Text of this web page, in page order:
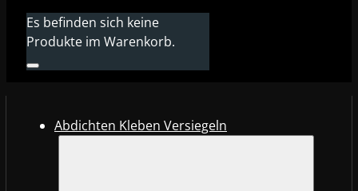
Es befinden sich keine
Produkte im Warenkorb.
Abdichten Kleben Versiegeln